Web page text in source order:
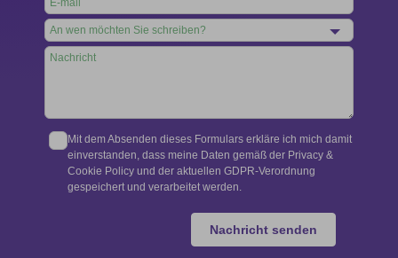
Mit dem Absenden dieses Formulars erkläre ich mich damit
einverstanden, dass meine Daten gemäß der Privacy &
Cookie Policy und der aktuellen GDPR-Verordnung
gespeichert und verarbeitet werden.
Nachricht senden